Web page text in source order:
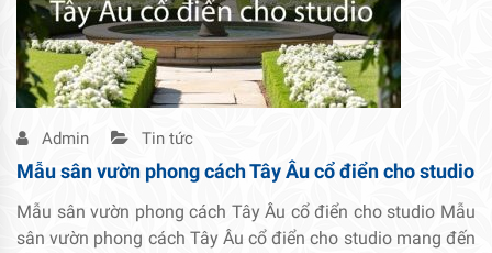
Admin Tin tức
Mẫu sân vườn phong cách Tây Âu cổ điển cho studio
Mẫu sân vườn phong cách Tây Âu cổ điển cho studio Mẫu
sân vườn phong cách Tây Âu cổ điển cho studio mang đến